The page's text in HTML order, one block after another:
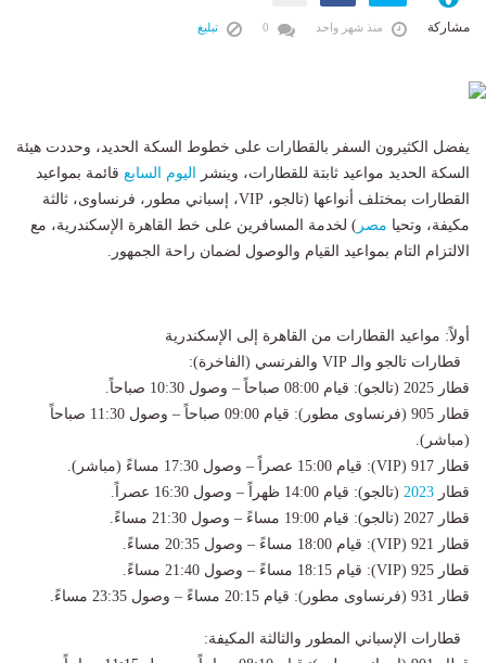
مشاركة منذ شهر واحد تبليغ
يفضل الكثيرون السفر بالقطارات على خطوط السكة الحديد، وحددت هيئة
السكة الحديد مواعيد ثابتة للقطارات، وينشر
اليوم السابع قائمة بمواعيد
القطارات بمختلف أنواعها (تالجو، VIP، إسباني مطور، فرنساوى، ثالثة
مكيفة، وتحيا مصر ) لخدمة المسافرين على خط القاهرة الإسكندرية، مع
الالتزام التام بمواعيد القيام والوصول لضمان راحة الجمهور.
أولاً: مواعيد القطارات من القاهرة إلى الإسكندرية
قطارات تالجو والـ VIP والفرنسي (الفاخرة):
قطار 2025 (تالجو): قيام 08:00 صباحاً – وصول 10:30 صباحاً.
قطار 905 (فرنساوى مطور): قيام 09:00 صباحاً – وصول 11:30 صباحاً
(مباشر).
قطار 917 (VIP): قيام 15:00 عصراً – وصول 17:30 مساءً (مباشر).
قطار 2023 (تالجو): قيام 14:00 ظهراً – وصول 16:30 عصراً.
قطار 2027 (تالجو): قيام 19:00 مساءً – وصول 21:30 مساءً.
قطار 921 (VIP): قيام 18:00 مساءً – وصول 20:35 مساءً.
قطار 925 (VIP): قيام 18:15 مساءً – وصول 21:40 مساءً.
قطار 931 (فرنساوى مطور): قيام 20:15 مساءً – وصول 23:35 مساءً.
قطارات الإسباني المطور والثالثة المكيفة: